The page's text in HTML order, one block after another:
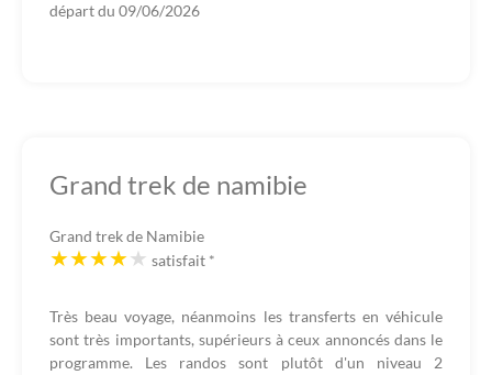
départ du 09/06/2026
Grand trek de namibie
Grand trek de Namibie
satisfait *
Très beau voyage, néanmoins les transferts en véhicule
sont très importants, supérieurs à ceux annoncés dans le
programme. Les randos sont plutôt d'un niveau 2